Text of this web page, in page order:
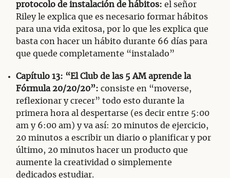
protocolo de instalación de hábitos: el señor
Riley le explica que es necesario formar hábitos
para una vida exitosa, por lo que les explica que
basta con hacer un hábito durante 66 días para
que quede completamente “instalado”
Capítulo 13: “El Club de las 5 AM aprende la
Fórmula 20/20/20”: consiste en “moverse,
reflexionar y crecer” todo esto durante la
primera hora al despertarse (es decir entre 5:00
am y 6:00 am) y va así: 20 minutos de ejercicio,
20 minutos a escribir un diario o planificar y por
último, 20 minutos hacer un producto que
aumente la creatividad o simplemente
dedicados estudiar.